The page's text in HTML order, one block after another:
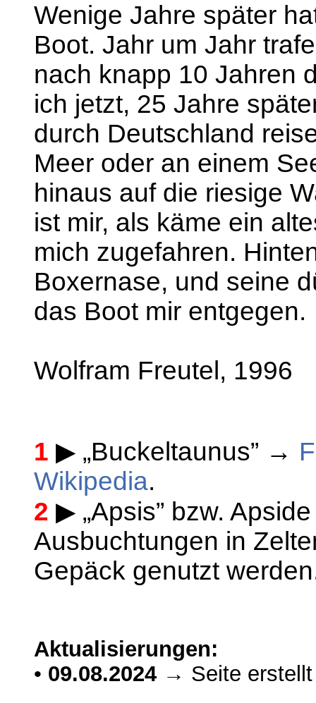
Wenige Jahre später
Boot. Jahr um Jahr
nach knapp 10 Jahren
ich jetzt, 25 Jahre
durch Deutschland
Meer oder an einem
hinaus auf die riesige
ist mir, als käme ein
mich zugefahren.
Boxernase, und seine
das Boot mir entgegen.
Wolfram Freutel, 1996
1 ▶ „Buckeltaunus” →
Wikipedia.
2 ▶ „Apsis” bzw.
Ausbuchtungen in
Gepäck genutzt
Aktualisierungen:
• 09.08.2024 → Seite erstellt